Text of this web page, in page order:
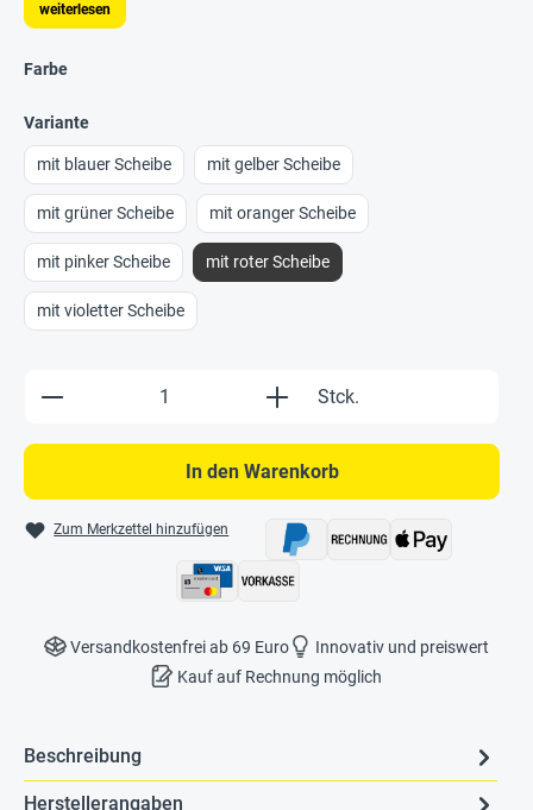
weiterlesen
Farbe
Variante
mit blauer Scheibe mit gelber Scheibe
mit grüner Scheibe mit oranger Scheibe
mit pinker Scheibe mit roter Scheibe
mit violetter Scheibe
Produkt Anzahl: Gib den gewünschten
Stck.
In den Warenkorb
Zum Merkzettel hinzufügen
Versandkostenfrei ab 69 Euro
Innovativ und preiswert
Kauf auf Rechnung möglich
Beschreibung
Herstellerangaben